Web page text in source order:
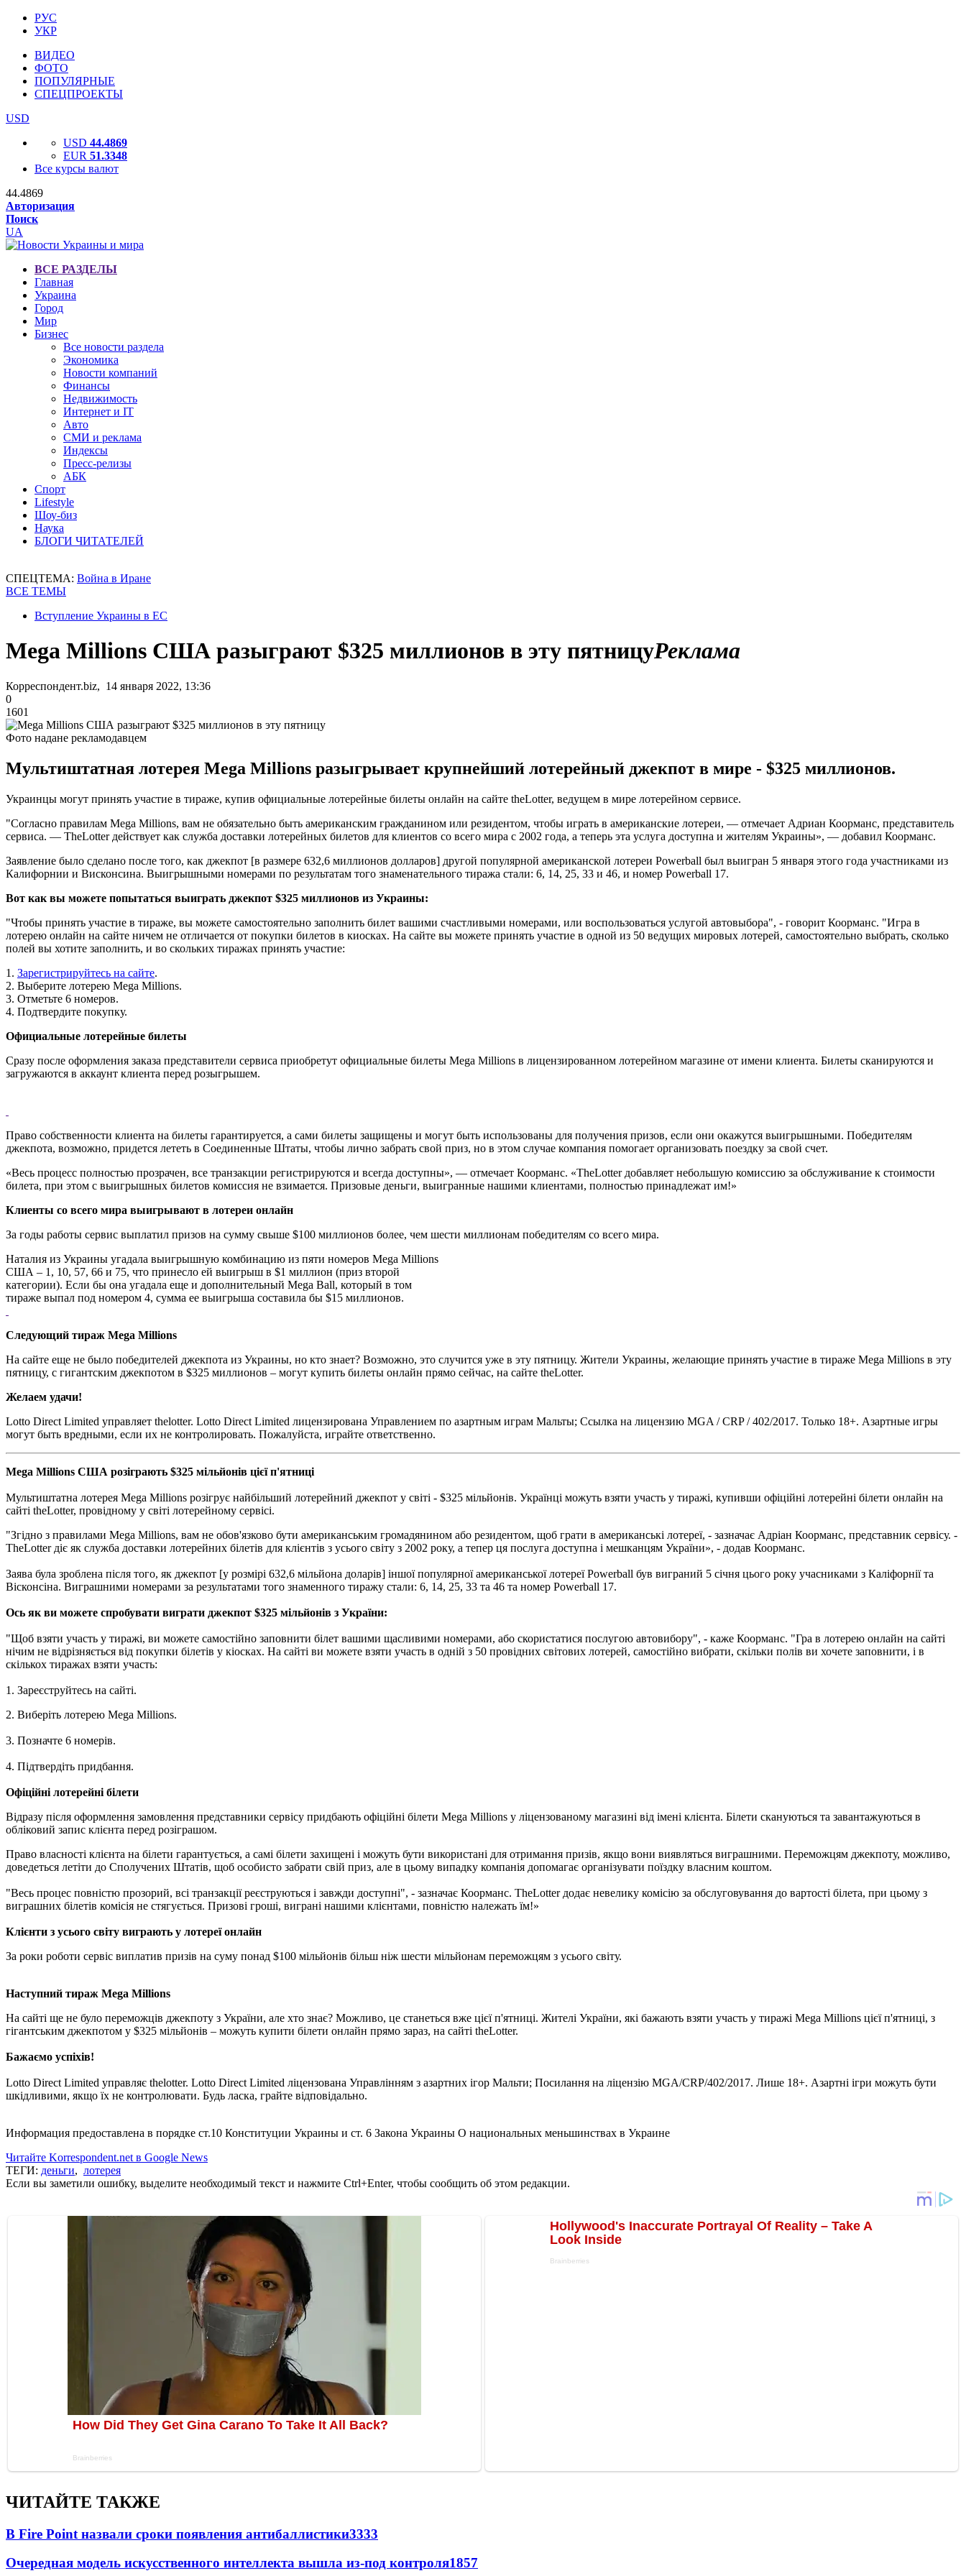
РУС
УКР
ВИДЕО
ФОТО
ПОПУЛЯРНЫЕ
СПЕЦПРОЕКТЫ
USD
USD 44.4869
EUR 51.3348
Все курсы валют
44.4869
Авторизация
Поиск
UA
ВСЕ РАЗДЕЛЫ
Главная
Украина
Город
Мир
Бизнес
Все новости раздела
Экономика
Новости компаний
Финансы
Недвижимость
Интернет и IT
Авто
СМИ и реклама
Индексы
Пресс-релизы
АБК
Спорт
Lifestyle
Шоу-биз
Наука
БЛОГИ ЧИТАТЕЛЕЙ
СПЕЦТЕМА: Война в Иране
ВСЕ ТЕМЫ
Вступление Украины в ЕС
Mega Millions США разыграют $325 миллионов в эту пятницуРеклама
Корреспондент.biz, 14 января 2022, 13:36
0
1601
Фото надане рекламодавцем
Мультиштатная лотерея Mega Millions разыгрывает крупнейший лотерейный джекпот в мире - $325 миллионов.
Украинцы могут принять участие в тираже, купив официальные лотерейные билеты онлайн на сайте theLotter, ведущем в мире лотерейном сервисе.
"Согласно правилам Mega Millions, вам не обязательно быть американским гражданином или резидентом, чтобы играть в американские лотереи, — отмечает Адриан Коорманс, представитель
сервиса. — TheLotter действует как служба доставки лотерейных билетов для клиентов со всего мира с 2002 года, а теперь эта услуга доступна и жителям Украины», — добавил Коорманс.
Заявление было сделано после того, как джекпот [в размере 632,6 миллионов долларов] другой популярной американской лотереи Powerball был выигран 5 января этого года участниками из
Калифорнии и Висконсина. Выигрышными номерами по результатам того знаменательного тиража стали: 6, 14, 25, 33 и 46, и номер Powerball 17.
Вот как вы можете попытаться выиграть джекпот $325 миллионов из Украины:
"Чтобы принять участие в тираже, вы можете самостоятельно заполнить билет вашими счастливыми номерами, или воспользоваться услугой автовыбора", - говорит Коорманс. "Игра в
лотерею онлайн на сайте ничем не отличается от покупки билетов в киосках. На сайте вы можете принять участие в одной из 50 ведущих мировых лотерей, самостоятельно выбрать, сколько
полей вы хотите заполнить, и во скольких тиражах принять участие:
1. Зарегистрируйтесь на сайте.
2. Выберите лотерею Mega Millions.
3. Отметьте 6 номеров.
4. Подтвердите покупку.
Официальные лотерейные билеты
Сразу после оформления заказа представители сервиса приобретут официальные билеты Mega Millions в лицензированном лотерейном магазине от имени клиента. Билеты сканируются и
загружаются в аккаунт клиента перед розыгрышем.
Право собственности клиента на билеты гарантируется, а сами билеты защищены и могут быть использованы для получения призов, если они окажутся выигрышными. Победителям
джекпота, возможно, придется лететь в Соединенные Штаты, чтобы лично забрать свой приз, но в этом случае компания помогает организовать поездку за свой счет.
«Весь процесс полностью прозрачен, все транзакции регистрируются и всегда доступны», — отмечает Коорманс. «TheLotter добавляет небольшую комиссию за обслуживание к стоимости
билета, при этом с выигрышных билетов комиссия не взимается. Призовые деньги, выигранные нашими клиентами, полностью принадлежат им!»
Клиенты со всего мира выигрывают в лотереи онлайн
За годы работы сервис выплатил призов на сумму свыше $100 миллионов более, чем шести миллионам победителям со всего мира.
Наталия из Украины угадала выигрышную комбинацию из пяти номеров Mega Millions
США – 1, 10, 57, 66 и 75, что принесло ей выигрыш в $1 миллион (приз второй
категории). Если бы она угадала еще и дополнительный Mega Ball, который в том
тираже выпал под номером 4, сумма ее выигрыша составила бы $15 миллионов.
Следующий тираж Mega Millions
На сайте еще не было победителей джекпота из Украины, но кто знает? Возможно, это случится уже в эту пятницу. Жители Украины, желающие принять участие в тираже Mega Millions в эту
пятницу, с гигантским джекпотом в $325 миллионов – могут купить билеты онлайн прямо сейчас, на сайте theLotter.
Желаем удачи!
Lotto Direct Limited управляет thelotter. Lotto Direct Limited лицензирована Управлением по азартным играм Мальты; Ссылка на лицензию MGA / CRP / 402/2017. Только 18+. Азартные игры
могут быть вредными, если их не контролировать. Пожалуйста, играйте ответственно.
Mega Millions США розіграють $325 мільйонів цієї п'ятниці
Мультиштатна лотерея Mega Millions розігрує найбільший лотерейний джекпот у світі - $325 мільйонів. Українці можуть взяти участь у тиражі, купивши офіційні лотерейні білети онлайн на
сайті theLotter, провідному у світі лотерейному сервісі.
"Згідно з правилами Mega Millions, вам не обов'язково бути американським громадянином або резидентом, щоб грати в американські лотереї, - зазначає Адріан Коорманс, представник сервісу. -
TheLotter діє як служба доставки лотерейних білетів для клієнтів з усього світу з 2002 року, а тепер ця послуга доступна і мешканцям України», - додав Коорманс.
Заява була зроблена після того, як джекпот [у розмірі 632,6 мільйона доларів] іншої популярної американської лотереї Powerball був виграний 5 січня цього року учасниками з Каліфорнії та
Вісконсіна. Виграшними номерами за результатами того знаменного тиражу стали: 6, 14, 25, 33 та 46 та номер Powerball 17.
Ось як ви можете спробувати виграти джекпот $325 мільйонів з України:
"Щоб взяти участь у тиражі, ви можете самостійно заповнити білет вашими щасливими номерами, або скористатися послугою автовибору", - каже Коорманс. "Гра в лотерею онлайн на сайті
нічим не відрізняється від покупки білетів у кіосках. На сайті ви можете взяти участь в одній з 50 провідних світових лотерей, самостійно вибрати, скільки полів ви хочете заповнити, і в
скількох тиражах взяти участь:
1. Зареєструйтесь на сайті.
2. Виберіть лотерею Mega Millions.
3. Позначте 6 номерів.
4. Підтвердіть придбання.
Офіційні лотерейні білети
Відразу після оформлення замовлення представники сервісу придбають офіційні білети Mega Millions у ліцензованому магазині від імені клієнта. Білети скануються та завантажуються в
обліковий запис клієнта перед розіграшом.
Право власності клієнта на білети гарантується, а самі білети захищені і можуть бути використані для отримання призів, якщо вони виявляться виграшними. Переможцям джекпоту, можливо,
доведеться летіти до Сполучених Штатів, щоб особисто забрати свій приз, але в цьому випадку компанія допомагає організувати поїздку власним коштом.
"Весь процес повністю прозорий, всі транзакції реєструються і завжди доступні", - зазначає Коорманс. TheLotter додає невелику комісію за обслуговування до вартості білета, при цьому з
виграшних білетів комісія не стягується. Призові гроші, виграні нашими клієнтами, повністю належать їм!»
Клієнти з усього світу виграють у лотереї онлайн
За роки роботи сервіс виплатив призів на суму понад $100 мільйонів більш ніж шести мільйонам переможцям з усього світу.
Наступний тираж Mega Millions
На сайті ще не було переможців джекпоту з України, але хто знає? Можливо, це станеться вже цієї п'ятниці. Жителі України, які бажають взяти участь у тиражі Mega Millions цієї п'ятниці, з
гігантським джекпотом у $325 мільйонів – можуть купити білети онлайн прямо зараз, на сайті theLotter.
Бажаємо успіхів!
Lotto Direct Limited управляє thelotter. Lotto Direct Limited ліцензована Управлінням з азартних ігор Мальти; Посилання на ліцензію MGA/CRP/402/2017. Лише 18+. Азартні ігри можуть бути
шкідливими, якщо їх не контролювати. Будь ласка, грайте відповідально.
Информация предоставлена в порядке ст.10 Конституции Украины и ст. 6 Закона Украины О национальных меньшинствах в Украине
Читайте Korrespondent.net в Google News
ТЕГИ: деньги, лотерея
Если вы заметили ошибку, выделите необходимый текст и нажмите Ctrl+Enter, чтобы сообщить об этом редакции.
ЧИТАЙТЕ ТАКЖЕ
В Fire Point назвали сроки появления антибаллистики3333
Очередная модель искусственного интеллекта вышла из-под контроля1857